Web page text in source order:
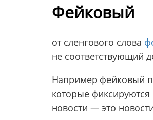
Фейковый
от сленгового слова
не соответствующий
Например фейковый
которые
новости — это